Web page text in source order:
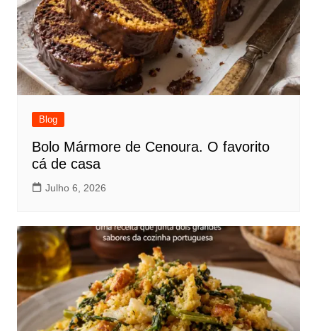
Blog
Bolo Mármore de Cenoura. O favorito
cá de casa
Julho 6, 2026